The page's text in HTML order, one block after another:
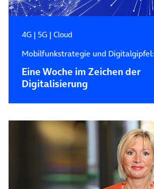
4G| 5G| Cloud
Mobilfunkstrategie und Digitalgipfel:
Eine Woche im Zeichen der
Digitalisierung